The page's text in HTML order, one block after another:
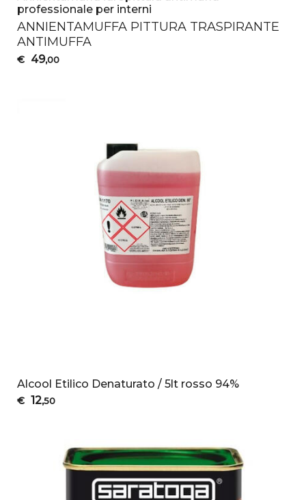
professionale per interni
ANNIENTAMUFFA PITTURA TRASPIRANTE
ANTIMUFFA
€ 49,00
Alcool Etilico Denaturato / 5lt rosso 94%
€ 12,50